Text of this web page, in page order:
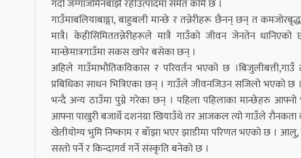
गर्दा जग्गाजमिनबाझै रहीउत्पादमा समेत कमि छ ।
गाउँमाबलियाबाङ्गा, बाहुबली मान्छे र तन्नेरीहरू छैनन् छन् त
मात्रै। केहीसिमिततन्नेरीहरूले मात्रै गाउँको जीवन जेनतेन
मान्छेमात्रगाउँमा सकस खपेर बसेका छन् ।
अहिले गाउँमाभौतिकविकास र परिवर्तन भएको छ ।बिजुलीबत्ती,गाउँ
प्रबिधिका साधन भित्रिएका छन् । गाउँले जीवनजिउन सजिलो भएको
भन्दै अन्य ठाउँमा पुग्ने गरेका छन् । पहिला पहिलाका मान्छेहरु
आफ्ना पाखुरी बजार्थे दशनंग्रा खियाउँथे तर आजकल त्यो गाउँले रौनकता
खेतीयोग्य भुमि निष्काम र बाँझा भएर झाडीमा परिणत भएको छ ।
सस्तो पर्ने र किन्दागर्व गर्ने संस्कृति बनेको छ ।